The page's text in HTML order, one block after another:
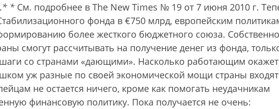
* * См. подробнее в The New Times № 19 от 7 июня 2010 г.
фонда в €750 млрд, европейским
более жесткого бюджетного союза.
смогут рассчитывать на получение денег из фонда,
со странами «дающими». Насколько работающим
уж разные по своей экономической мощи страны входят
не остается ничего, кроме как помогать неудачникам
финансовую политику. Пока получается не очень: